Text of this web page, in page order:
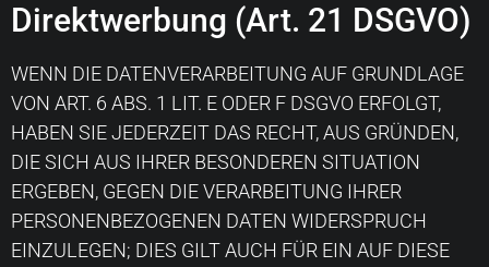
Direktwerbung (Art. 21 DSGVO)
WENN DIE DATENVERARBEITUNG AUF GRUNDLAGE
VON ART. 6 ABS. 1 LIT. E ODER F DSGVO ERFOLGT,
HABEN SIE JEDERZEIT DAS RECHT, AUS GRÜNDEN,
DIE SICH AUS IHRER BESONDEREN SITUATION
ERGEBEN, GEGEN DIE VERARBEITUNG IHRER
PERSONENBEZOGENEN DATEN WIDERSPRUCH
EINZULEGEN; DIES GILT AUCH FÜR EIN AUF DIESE